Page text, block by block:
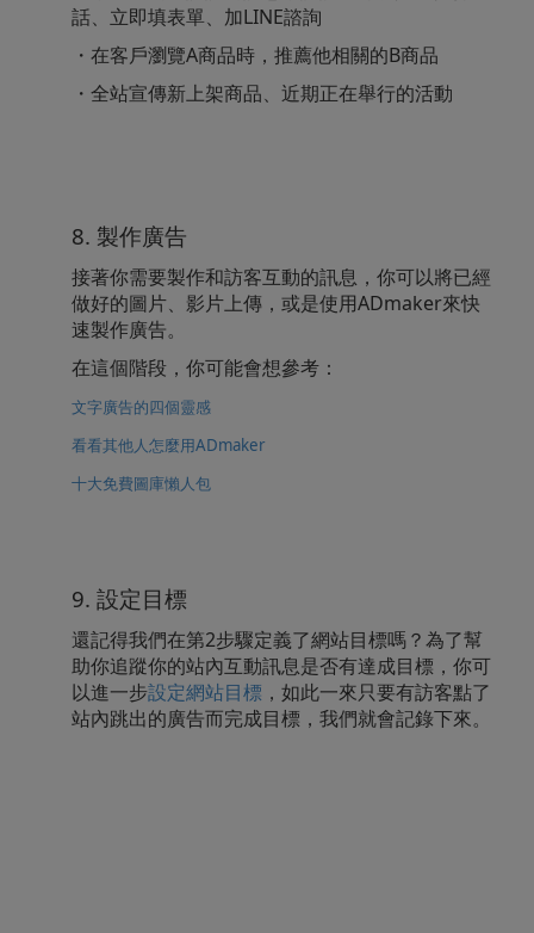
話、立即填表單、加LINE諮詢
・在客戶瀏覽A商品時，推薦他相關的B商品
・全站宣傳新上架商品、近期正在舉行的活動
8. 製作廣告
接著你需要製作和訪客互動的訊息，你可以將已經
做好的圖片、影片上傳，或是使用ADmaker來快
速製作廣告。
在這個階段，你可能會想參考：
文字廣告的四個靈感
看看其他人怎麼用ADmaker
十大免費圖庫懶人包
9. 設定目標
還記得我們在第2步驟定義了網站目標嗎？為了幫
助你追蹤你的站內互動訊息是否有達成目標，你可
以進一步設定網站目標 ，如此一來只要有訪客點了
站內跳出的廣告而完成目標，我們就會記錄下來。